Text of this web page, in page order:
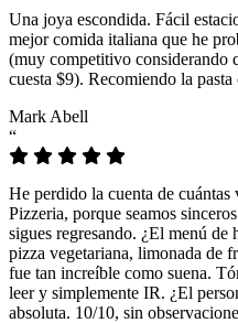
Una joya escondida. Fácil
mejor comida italiana que he
(muy competitivo considerando
cuesta $9). Recomiendo la
Mark Abell
“
He perdido la cuenta de
Pizzeria, porque seamos
sigues regresando. ¿El menú
pizza vegetariana, limonada de
fue tan increíble como suena.
leer y simplemente IR. ¿El
absoluta. 10/10, sin